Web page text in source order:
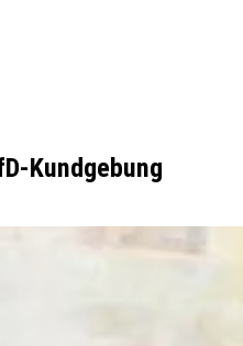
Kundgebung